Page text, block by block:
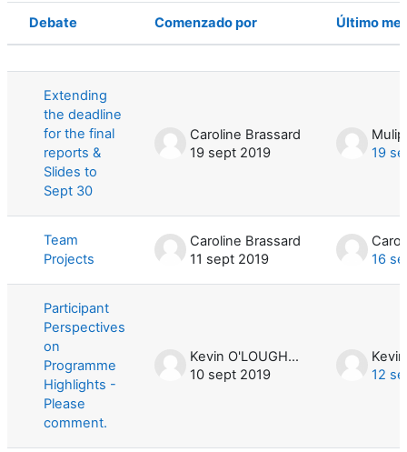
Estado
Debate Comenzado por Último
Extending
the deadline
for the final
reports &
Slides to
Sept 30
Caroline Brassard
19 sept 2019
19
Team
Projects
Caroline Brassard
11 sept 2019
16
Participant
Perspectives
on
Programme
Highlights -
Please
comment.
Kevin O'LOUGHLIN
10 sept 2019
12